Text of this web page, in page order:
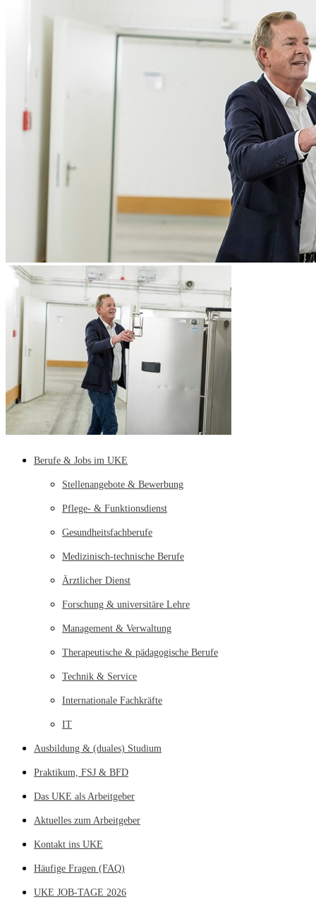
Berufe & Jobs im UKE
Stellenangebote & Bewerbung
Pflege- & Funktionsdienst
Gesundheitsfachberufe
Medizinisch-technische Berufe
Ärztlicher Dienst
Forschung & universitäre Lehre
Management & Verwaltung
Therapeutische & pädagogische Berufe
Technik & Service
Internationale Fachkräfte
IT
Ausbildung & (duales) Studium
Praktikum, FSJ & BFD
Das UKE als Arbeitgeber
Aktuelles zum Arbeitgeber
Kontakt ins UKE
Häufige Fragen (FAQ)
UKE JOB-TAGE 2026